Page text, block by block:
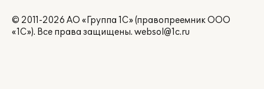
© 2011-2026 АО «Группа 1С» (правопреемник ООО
«1С»). Все права защищены. websol@1c.ru